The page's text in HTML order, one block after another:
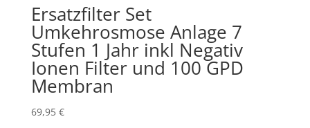
Ersatzfilter Set
Umkehrosmose Anlage 7
Stufen 1 Jahr inkl Negativ
Ionen Filter und 100 GPD
Membran
69,95 €